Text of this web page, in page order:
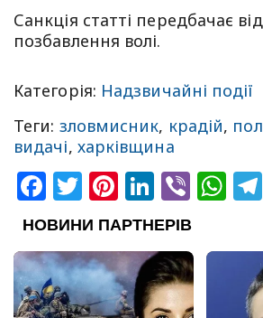
Санкція статті передбачає
позбавлення волі.
Категорія: Надзвичайні події
Теги: зловмисник, крадій,
видачі, харківщина
Facebook
Twitter
Pinterest
Viber